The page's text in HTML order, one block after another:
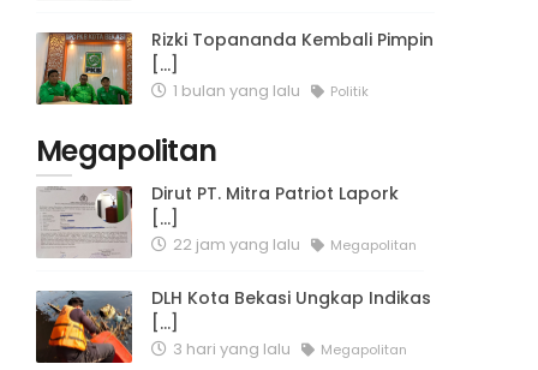
Rizki Topananda Kembali Pimpin
[...]
1 bulan yang lalu Politik
Megapolitan
Dirut PT. Mitra Patriot Lapork
[...]
22 jam yang lalu Megapolitan
DLH Kota Bekasi Ungkap Indikas
[...]
3 hari yang lalu Megapolitan